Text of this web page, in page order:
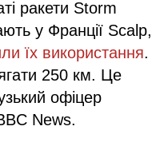
ракети Storm
у Франції Scalp,
їх використання.
250 км. Це
офіцер
News.